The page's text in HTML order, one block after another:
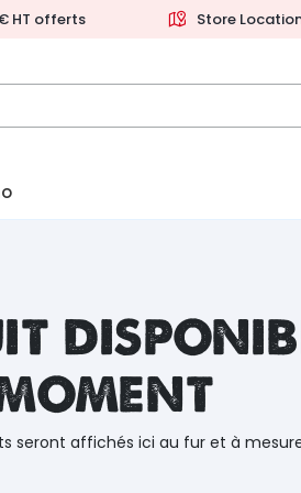
HT offerts Store
seront affichés ici au fur et à